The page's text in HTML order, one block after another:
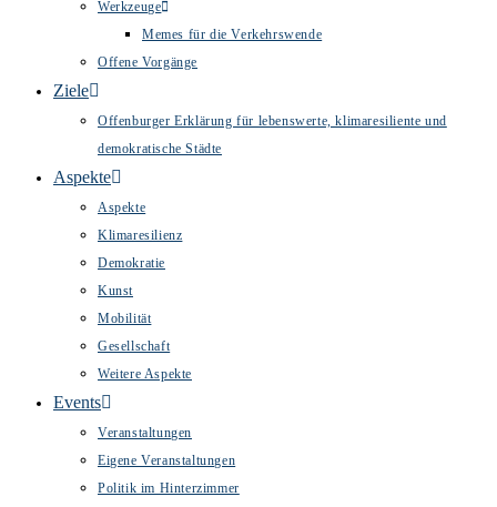
Werkzeuge
Memes für die Verkehrswende
Offene Vorgänge
Ziele
Offenburger Erklärung für lebenswerte, klimaresiliente und
demokratische Städte
Aspekte
Aspekte
Klimaresilienz
Demokratie
Kunst
Mobilität
Gesellschaft
Weitere Aspekte
Events
Veranstaltungen
Eigene Veranstaltungen
Politik im Hinterzimmer